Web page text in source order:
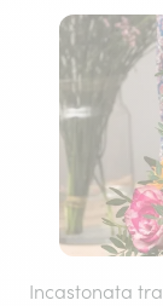
Incastonata